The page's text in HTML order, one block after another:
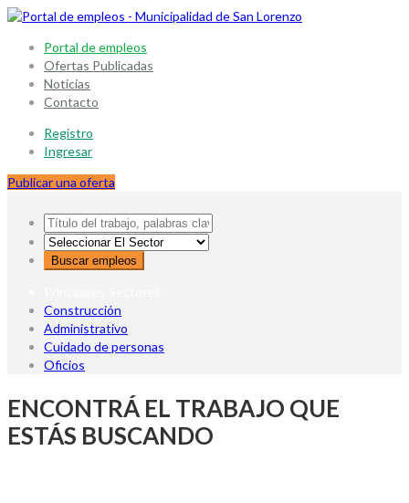
Portal de empleos
Ofertas Publicadas
Noticias
Contacto
Registro
Ingresar
Publicar una oferta
Construcción
Administrativo
Cuidado de personas
Oficios
ENCONTRÁ EL TRABAJO QUE
ESTÁS BUSCANDO